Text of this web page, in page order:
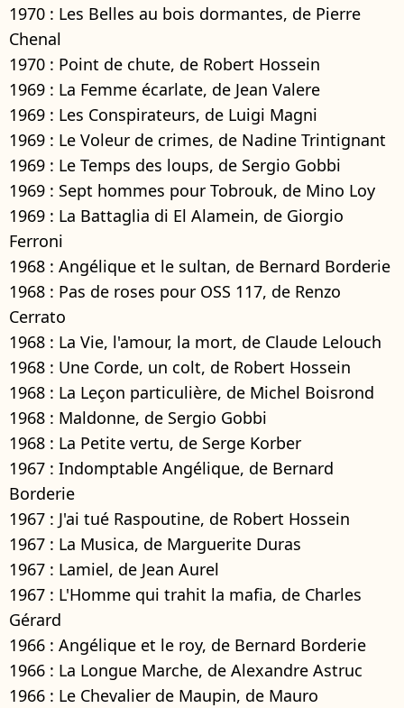
1970 : Les Belles au bois dormantes, de Pierre
Chenal
1970 : Point de chute, de Robert Hossein
1969 : La Femme écarlate, de Jean Valere
1969 : Les Conspirateurs, de Luigi Magni
1969 : Le Voleur de crimes, de Nadine Trintignant
1969 : Le Temps des loups, de Sergio Gobbi
1969 : Sept hommes pour Tobrouk, de Mino Loy
1969 : La Battaglia di El Alamein, de Giorgio
Ferroni
1968 : Angélique et le sultan, de Bernard Borderie
1968 : Pas de roses pour OSS 117, de Renzo
Cerrato
1968 : La Vie, l'amour, la mort, de Claude Lelouch
1968 : Une Corde, un colt, de Robert Hossein
1968 : La Leçon particulière, de Michel Boisrond
1968 : Maldonne, de Sergio Gobbi
1968 : La Petite vertu, de Serge Korber
1967 : Indomptable Angélique, de Bernard
Borderie
1967 : J'ai tué Raspoutine, de Robert Hossein
1967 : La Musica, de Marguerite Duras
1967 : Lamiel, de Jean Aurel
1967 : L'Homme qui trahit la mafia, de Charles
Gérard
1966 : Angélique et le roy, de Bernard Borderie
1966 : La Longue Marche, de Alexandre Astruc
1966 : Le Chevalier de Maupin, de Mauro